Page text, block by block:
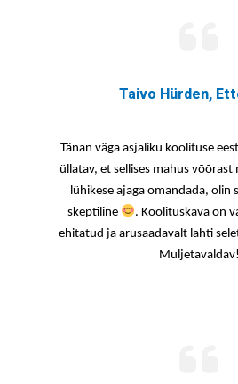
Taivo Hürden,
Tänan väga asjaliku koolituse
üllatav, et sellises mahus
lühikese ajaga omandada, olin
skeptiline
. Koolituskava on
ehitatud ja arusaadavalt lahti
Muljetavaldav!